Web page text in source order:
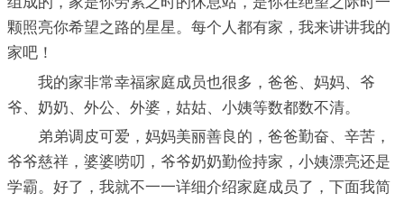
颗照亮你希望之路的星星。每个人都有家，我来讲讲我的
家吧！
我的家非常幸福家庭成员也很多，爸爸、妈妈、爷
爷、奶奶、外公、外婆，姑姑、小姨等数都数不清。
弟弟调皮可爱，妈妈美丽善良的，爸爸勤奋、辛苦，
爷爷慈祥，婆婆唠叨，爷爷奶奶勤俭持家，小姨漂亮还是
学霸。好了，我就不一一详细介绍家庭成员了，下面我简